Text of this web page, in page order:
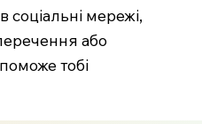
мережі,
або
тобі